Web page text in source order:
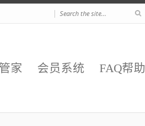
|
家 会员系统 FAQ帮助